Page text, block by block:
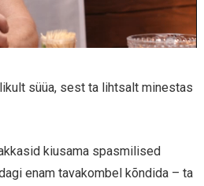
süüa, sest ta lihtsalt minestas
kiusama spasmilised
enam tavakombel kõndida – ta